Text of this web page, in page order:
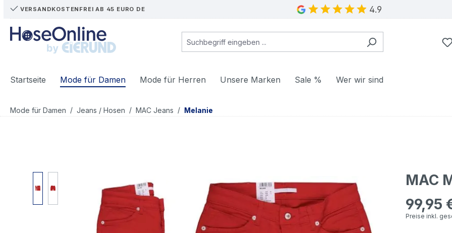
Hauptinhalt springen
Zur Suche springen
Zur Hauptnavigation springen
VERSANDKOSTENFREI AB 45 EURO DE 4.9
Startseite Mode für Damen Mode für Herren Unsere Marken Sale % Wer wir sind
Mode für Damen / Jeans / Hosen / MAC Jeans / Melanie
MAC
Regulärer
99,95
Preise inkl.